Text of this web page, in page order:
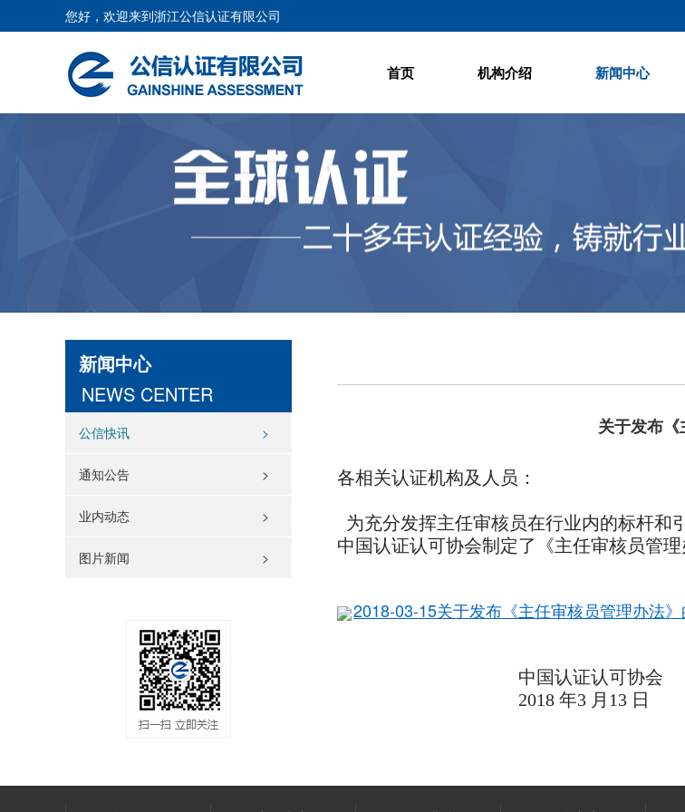
您好，欢迎来到浙江公信认证有限公司
首页 机构介绍 新闻中心
新闻中心
NEWS CENTER
公信快讯 >
通知公告 >
业内动态 >
图片新闻 >
关于发布
各相关认证机构及人员：
为充分发挥主任审核员在行业内的标杆和
中国认证认可协会制定了《主任审核员管理
2018-03-15关于发布《主任审核员管理办法
中国认证认可协会
2018 年3 月13 日